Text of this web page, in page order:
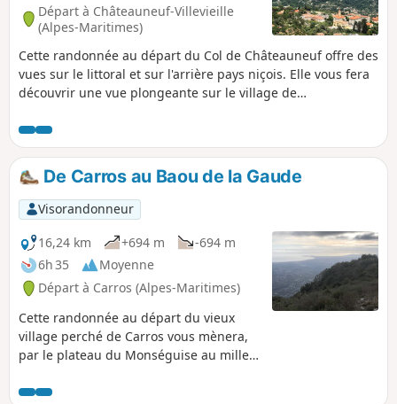
Départ à Châteauneuf-Villevieille
(Alpes-Maritimes)
Cette randonnée au départ du Col de Châteauneuf offre des
vues sur le littoral et sur l'arrière pays niçois. Elle vous fera
découvrir une vue plongeante sur le village de
point de vue, l'itinéraire est boisé, agréable et présente une
faible dénivelé.
De Carros au Baou de la Gaude
Visorandonneur
16,24 km
+694 m
-694 m
6h 35
Moyenne
Départ à Carros (Alpes-Maritimes)
Cette randonnée au départ du vieux
village perché de Carros vous mènera,
par le plateau du Monséguise au mille
Gaude qui offre un panorama